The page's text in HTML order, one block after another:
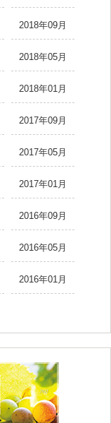
2018年09月
2018年05月
2018年01月
2017年09月
2017年05月
2017年01月
2016年09月
2016年05月
2016年01月